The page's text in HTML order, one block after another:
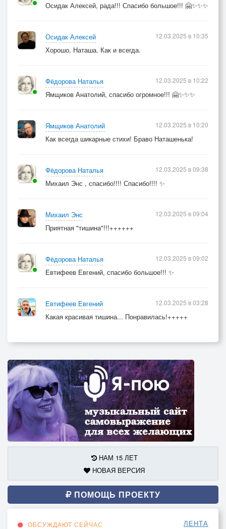
Осидак Алексей, рада!!! Спасибо большое!!! 🤗✨✨✨
Осидак Алексей
Хорошо, Наташа. Как и всегда.
12.03.2025 в 10:35
Фёдорова Наталья
Ямщиков Анатолий, спасибо огромное!!! 🤗✨✨✨
12.03.2025 в 10:22
Ямщиков Анатолий
Как всегда шикарные стихи! Браво Наташенька!
12.03.2025 в 10:20
Фёдорова Наталья
Михаил Энс , спасибо!!!! Спасибо!!!! ✨
12.03.2025 в 09:38
Михаил Энс
Приятная "тишина"!!!++++++
12.03.2025 в 09:04
Фёдорова Наталья
Евтифеев Евгений, спасибо большое!!! ✨
12.03.2025 в 09:02
Евтифеев Евгений
Какая красивая тишина... Понравилась!+++++
12.03.2025 в 03:28
НАМ 15 ЛЕТ
НОВАЯ ВЕРСИЯ
ПОМОЩЬ ПРОЕКТУ
ОБСУЖДАЮТ СЕЙЧАС ЛЕНТА